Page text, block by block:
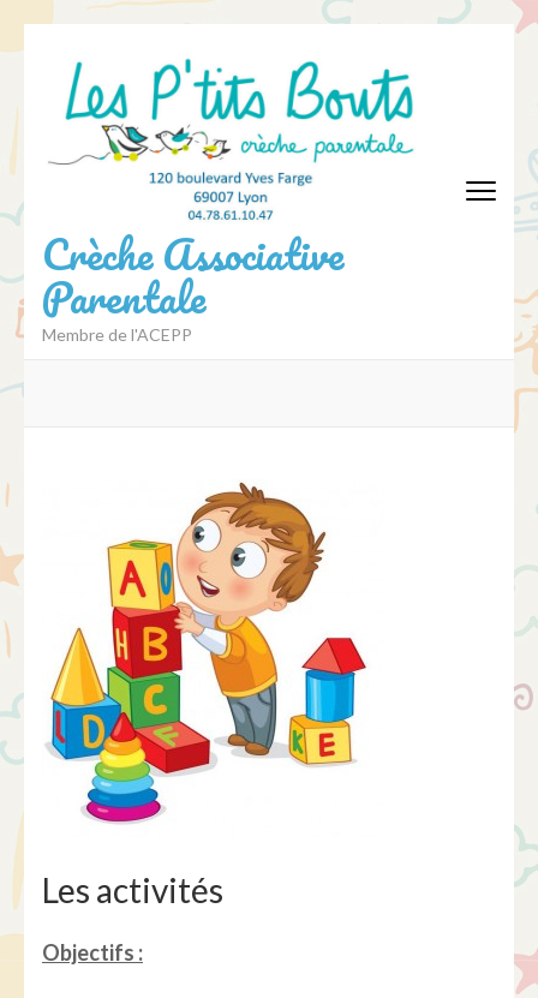
contenu
(Pressez
Entrée)
Crèche Associative
Parentale
Membre de l'ACEPP
Les activités
Objectifs :